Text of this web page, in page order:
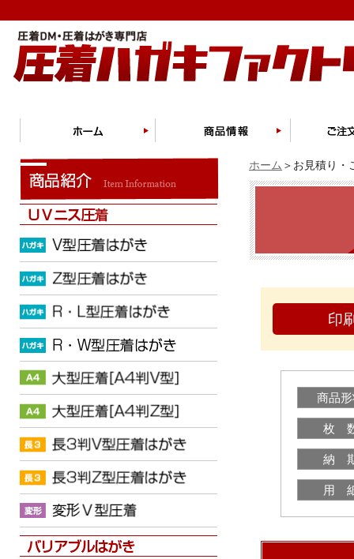
ホーム ＞お見積り・
印
商品
枚
納
用